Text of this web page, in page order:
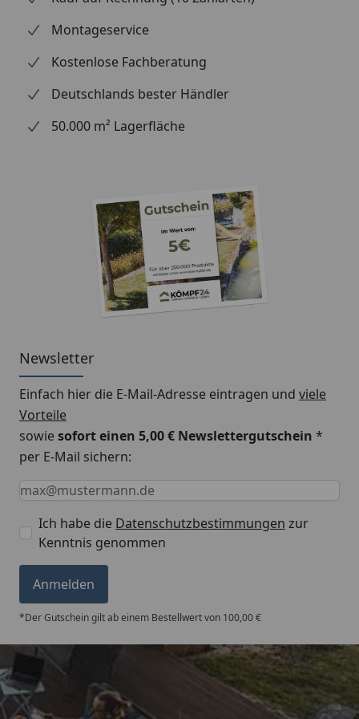
Montageservice
Kostenlose Fachberatung
Deutschlands bester Händler
50.000 m² Lagerfläche
Newsletter
Einfach hier die E-Mail-Adresse eintragen und viele
Vorteile
sowiesofort einen 5,00 € Newslettergutschein *
per E-Mail sichern:
Keine Eingabe erforderlich
Eingabe erforderlich
E-Mail *
Ich habe die Datenschutzbestimmungen zur
Kenntnis genommen
Anmelden
*Der Gutschein gilt ab einem Bestellwert von 100,00 €
Trusted Shops